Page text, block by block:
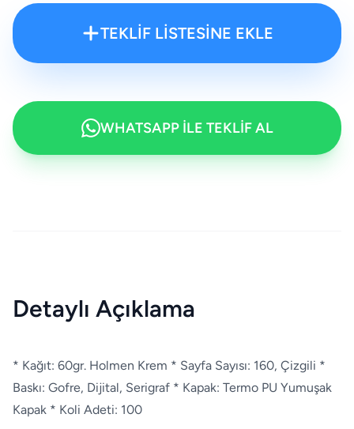
TEKLİF LİSTESİNE EKLE
WHATSAPP İLE TEKLİF AL
Detaylı Açıklama
* Kağıt: 60gr. Holmen Krem * Sayfa Sayısı: 160, Çizgili *
Baskı: Gofre, Dijital, Serigraf * Kapak: Termo PU Yumuşak
Kapak * Koli Adeti: 100